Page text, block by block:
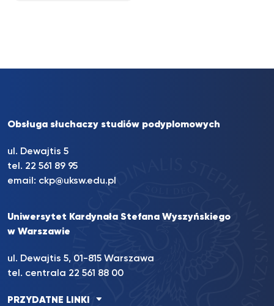
Obsługa słuchaczy studiów podyplomowych
ul. Dewajtis 5
tel. 22 561 89 95
email: ckp@uksw.edu.pl
Uniwersytet Kardynała Stefana Wyszyńskiego
w Warszawie
ul. Dewajtis 5, 01-815 Warszawa
tel. centrala 22 561 88 00
PRZYDATNE LINKI